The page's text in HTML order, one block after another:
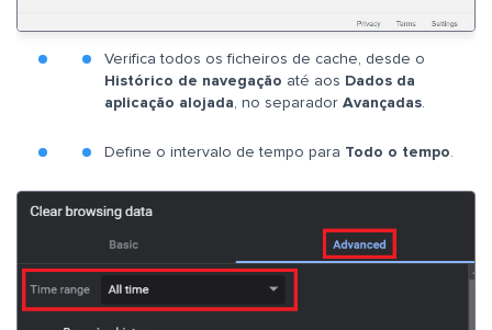
Verifica todos os ficheiros de cache, desde o
Histórico de navegação até aos Dados da
aplicação alojada , no separador Avançadas
Define o intervalo de tempo para Todo o tempo